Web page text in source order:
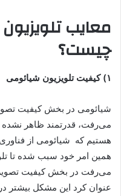
معایب
چیست؟
۱) کیفیت تلویزیون شیائومی
شیائومی در بخش کیفیت
می‌رفت، قدرتمند ظاهر
هستیم که شیائومی از
همین امر خود سبب شده تا
می‌رفت در بخش کیفیت تصویر
عنوان کرد این مشکل بیشتر